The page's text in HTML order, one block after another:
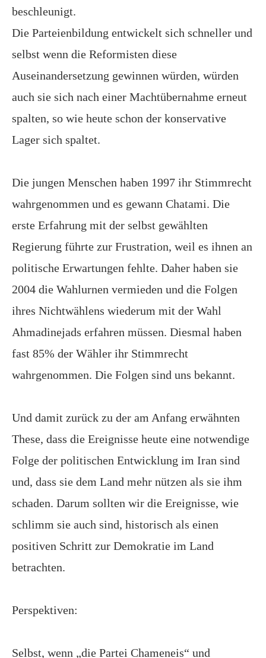
beschleunigt.
Die Parteienbildung entwickelt sich schneller und
selbst wenn die Reformisten diese
Auseinandersetzung gewinnen würden, würden
auch sie sich nach einer Machtübernahme erneut
spalten, so wie heute schon der konservative
Lager sich spaltet.
Die jungen Menschen haben 1997 ihr Stimmrecht
wahrgenommen und es gewann Chatami. Die
erste Erfahrung mit der selbst gewählten
Regierung führte zur Frustration, weil es ihnen an
politische Erwartungen fehlte. Daher haben sie
2004 die Wahlurnen vermieden und die Folgen
ihres Nichtwählens wiederum mit der Wahl
Ahmadinejads erfahren müssen. Diesmal haben
fast 85% der Wähler ihr Stimmrecht
wahrgenommen. Die Folgen sind uns bekannt.
Und damit zurück zu der am Anfang erwähnten
These, dass die Ereignisse heute eine notwendige
Folge der politischen Entwicklung im Iran sind
und, dass sie dem Land mehr nützen als sie ihm
schaden. Darum sollten wir die Ereignisse, wie
schlimm sie auch sind, historisch als einen
positiven Schritt zur Demokratie im Land
betrachten.
Perspektiven:
Selbst, wenn „die Partei Chameneis“ und